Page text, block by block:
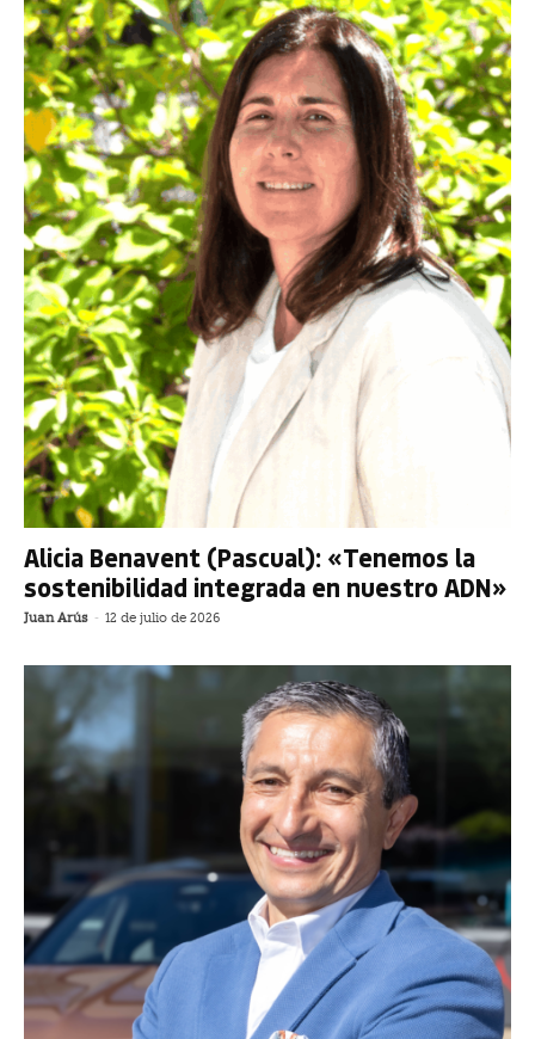
Alicia Benavent (Pascual): «Tenemos la
sostenibilidad integrada en nuestro ADN»
Juan Arús - 12 de julio de 2026